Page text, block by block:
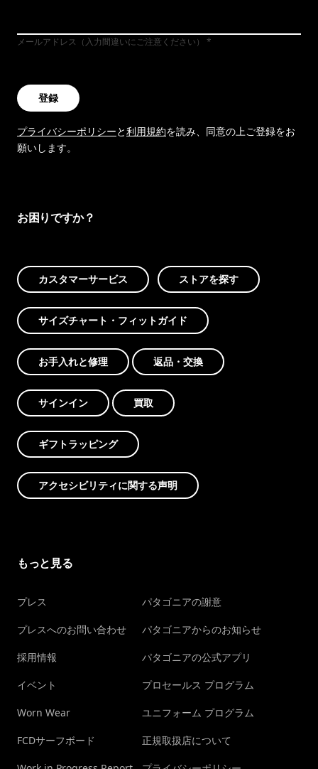
メールアドレス（入力間違いにご注意ください）
登録
プライバシーポリシーと利用規約を読み、同意の上ご登録をお
願いします。
お困りですか？
カスタマーサービス ストアを探す
サイズチャート・フィットガイド
お手入れと修理 返品・交換
サインイン 買取
ギフトラッピング
アクセシビリティに関する声明
もっと見る
プレス
プレスへのお問い合わせ
採用情報
イベント
Worn Wear
FCDサーフボード
パタゴニアの謝意
パタゴニアからのお知らせ
パタゴニアの公式アプリ
プロセールス プログラム
ユニフォーム プログラム
正規取扱店について